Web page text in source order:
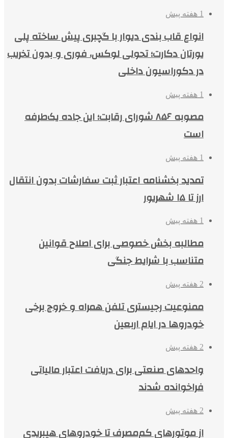
1 هفته پیش
انواع قاب بندی دیوار با گچبری پیش ساخته پلی
یورتان دکارت؛ تحولی لوکس، فوری و بدون تخریب
در دکوراسیون داخلی
1 هفته پیش
مصوبه ۸۵۶ شورای رقابت؛ این جاده یک‌طرفه
است
1 هفته پیش
تمدید بخشنامه اعتبار ثبت سفارشات بدون انتقال
ارز تا ۱۵ شهریور
1 هفته پیش
مطالبه بخش خصوصی برای اصلاح قوانین
متناسب با شرایط جنگی
2 هفته پیش
ممنوعیت رجیستری تلفن همراه و خروج برخی
خودروها در ایام اربعین
2 هفته پیش
واحدهای صنعتی برای دریافت اعتبار مالیاتی
فراخوانده شدند
2 هفته پیش
از موتورهای کم‌مصرف تا خودروهای هیبریدی